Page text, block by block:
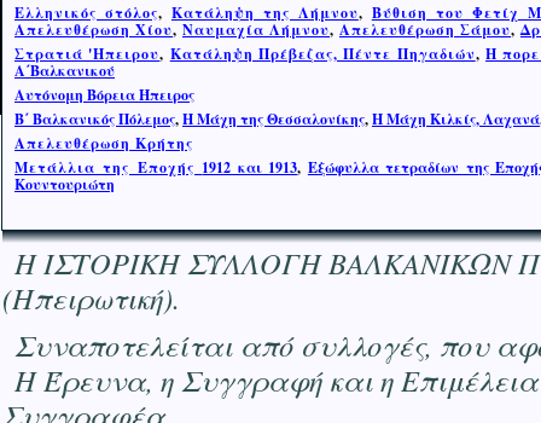
Ελληνικός στόλος, Κατάληψη της Λήμνου, Βύθιση του Φετίχ
Απελευθέρωση Χίου, Ναυμαχία Λήμνου, Απελευθέρωση Σάμου,
Στρατιά 'Ηπειρου, Κατάληψη Πρέβεζας, Πέντε Πηγαδιών,Η
Α΄Βαλκανικού
Αυτόνομη Βόρεια Ήπειρος
Β΄ Βαλκανικός Πόλεμος,Η Μάχη της Θεσσαλονίκης,Η Μάχη Κιλκίς, Λαχανά
Απελευθέρωση Κρήτης
Μετάλλια της Εποχής 1912 και 1913, Εξώφυλλα τετραδίων της
Κουντουριώτη
Η ΙΣΤΟΡΙΚΗ ΣΥΛΛΟΓΗ ΒΑΛΚΑΝΙΚΩΝ
(Ηπειρωτική).
Συναποτελείται από συλλογές, που
Η Έρευνα, η Συγγραφή και η